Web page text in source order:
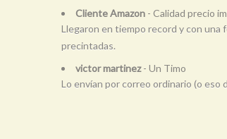
Cliente Amazon - Calidad precio
Llegaron en tiempo record y con una
precintadas.
victor martinez- Un Timo
Lo envían por correo ordinario (o eso